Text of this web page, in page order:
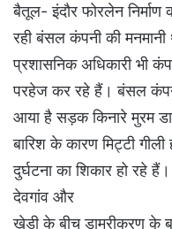
बैतूल- इंदौर फोरलेन निर्माण
रही बंसल कंपनी की
प्रशासनिक अधिकारी भी
परहेज कर रहे हैं। बंसल
आया है सड़क किनारे मुरम
बारिश के कारण मिट्टी
दुर्घटना का शिकार हो रहे
देवगांव और
खेडी के बीच डामरीकरण के